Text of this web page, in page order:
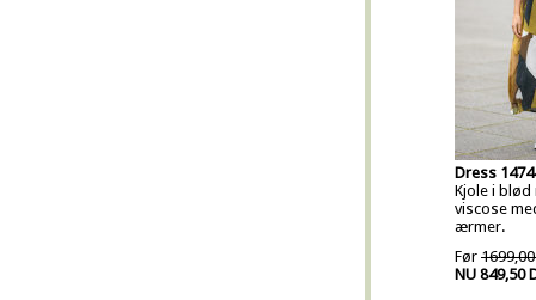
Dress
Kjole i
viscose
ærmer.
Før 1699,00
NU 849,50